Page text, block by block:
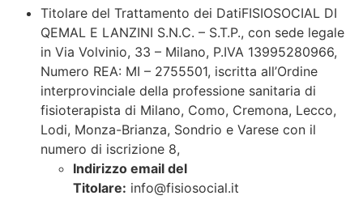
Titolare del Trattamento dei DatiFISIOSOCIAL DI
QEMAL E LANZINI S.N.C. – S.T.P., con sede legale
in Via Volvinio, 33 – Milano, P.IVA 13995280966,
Numero REA: MI – 2755501, iscritta all’Ordine
interprovinciale della professione sanitaria di
fisioterapista di Milano, Como, Cremona, Lecco,
Lodi, Monza-Brianza, Sondrio e Varese con il
numero di iscrizione 8,
Indirizzo email del
Titolare: info@fisiosocial.it